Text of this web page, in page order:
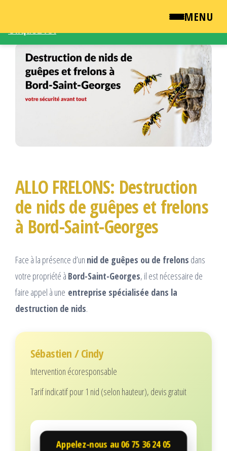
MENU
QUI SOMMES NOUS ?
NEWSROOM
Passer
contenu
ALLO FRELONS: Destruction
de nids de guêpes et frelons
à Bord-Saint-Georges
Face à la présence d’un nid de guêpes ou de frelons dans
votre propriété à Bord-Saint-Georges, il est nécessaire de
faire appel à une entreprise spécialisée dans la
destruction de nids.
Sébastien / Cindy
Intervention écoresponsable
Tarif indicatif pour 1 nid (selon hauteur), devis gratuit
Appelez-nous au06 75 36 24 05
Une demande d'intervention – Une question ?